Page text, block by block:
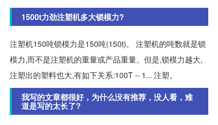
1500t力劲注塑机多大锁模力?
注塑机150吨锁模力是150吨(150t)。 注塑机的吨数就是锁
模力,而不是注塑机的重量或产品重量。但是,锁模力越大,
注塑出的塑料也大,有如下关系:100T -- 1... 注塑。
我写的文章都很好，为什么没有推荐，没人看，难
道是写的太长了?